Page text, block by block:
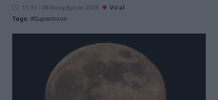
11:51 | 08 Νοεμβρίου 2025
Viral
Tags:
Supermoon